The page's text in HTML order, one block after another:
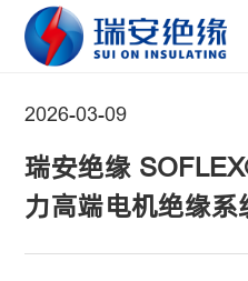
2026-03-09
瑞安绝缘
力高端电机绝缘系